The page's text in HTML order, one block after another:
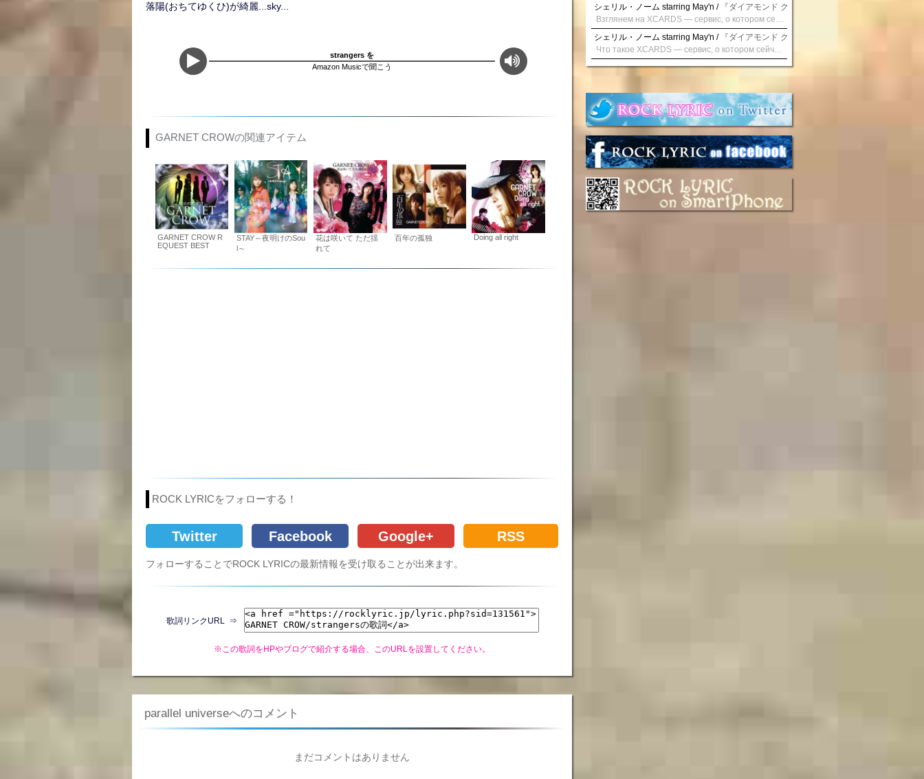
落陽(おちてゆくひ)が綺麗...sky...
strangers を
Amazon Musicで聞こう
GARNET CROWの関連アイテム
GARNET CROW R
EQUEST BEST
STAY～夜明けのSou
l～
花は咲いて ただ揺
れて
百年の孤独 Doing all right
ROCK LYRICをフォローする！
Twitter Facebook Google+ RSS
フォローすることでROCK LYRICの最新情報を受け取ることが出来ます。
歌詞リンクURL ⇒
※この歌詞をHPやブログで紹介する場合、このURLを設置してください。
parallel universeへのコメント
まだコメントはありません
シェリル・ノーム starring May'n / 『ダイアモンド クレバス/射手座☆午後九時 Don't be
シェリル・ノーム starring May'n / 『ダイアモンド クレバス/射手座☆午後九時 Don't be
Что такое XCARDS — сервис, о котором сейчас говорят. Буквально на днях заметил о интересный бренд XCARDS, он помогает создавать онлайн карты чтобы управлять бюджетами. Ключевые преимущества: Выпуск занимает всего считанные минуты. Платформа даёт возможность оформить множество карт для разных целей. Есть поддержка в любое время суток включая персонального менеджера. Есть контроль без задержек — транзакции, уведомления, аналитика — всё под рукой. Возможные нюансы: Регистрация: европейская юрисдикция — желательно убедиться, что сервис можно использовать без нарушений. Финансовые условия: возможно, есть скрытые комиссии, поэтому лучше внимательно прочитать договор. Отзывы пользователей: по отзывам поддержка работает быстро. Надёжность системы: внедрены базовые меры безопасности, но всё равно советую не хранить большие суммы на карте. Вывод: В целом платформа кажется отличным помощником для маркетологов. Платформа сочетает скорость, удобство и гибкость. Как вы думаете? Пользовались ли вы XCARDS? Поделитесь опытом — будет интересно сравнить. Виртуальные карты для бизнеса